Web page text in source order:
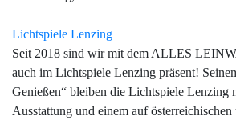
Lichtspiele Lenzing
Seit 2018 sind wir mit dem ALLES
auch im Lichtspiele Lenzing präsent!
Genießen“ bleiben die Lichtspiele Lenzing
Ausstattung und einem auf